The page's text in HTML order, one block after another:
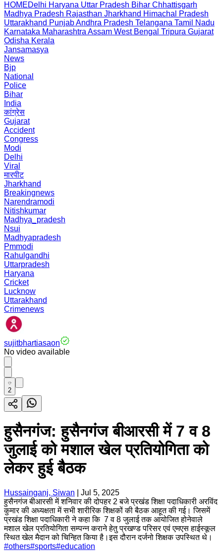
HOMEDelhi Haryana Uttar Pradesh Bihar Chhattisgarh
Madhya Pradesh Rajasthan Jharkhand Himachal Pradesh
Uttarakhand PunjabAndhra Pradesh Telangana Tamil Nadu
Karnataka Maharashtra Assam West Bengal Tripura Gujarat
Odisha Kerala
Jansamasya
News
Bjp
National
Police
Bihar
India
कांग्रेस
Gujarat
Accident
Congress
Modi
Delhi
Viral
मारपीट
Jharkhand
Breakingnews
Narendramodi
Nitishkumar
Madhya_pradesh
Nsui
Madhyapradesh
Pmmodi
Rahulgandhi
Uttarpradesh
Haryana
Cricket
Lucknow
Uttarakhand
Crimenews
sujitbhartiasaon
No video available
2
हुसैनगंज: हुसैनगंज बीआरसी में 7 व 8
जुलाई को मशाल खेल प्रतियोगिता को
लेकर हुई बैठक
Hussainganj, Siwan
Jul 5, 2025
हुसैनगंज बीआरसी में शनिवार की दोपहर 2 बजे प्रखंड शिक्षा पदाधिकारी अरविंद
कुमार की अध्यक्षता में सभी शारीरिक शिक्षकों की बैठक आहूत की गई। जिसमें
प्रखंड शिक्षा पदाधिकारी ने कहा कि 7 व 8 जुलाई तक आयोजित होनेवाले
मशाल खेल प्रतियोगिता सम्पन्न कराने हेतु प्रखण्ड परिसर एवं एमएस हाईस्कूल
स्थित खेल मैदान को चिन्हित किया है।इस दौरान दर्जनो शिक्षक उपस्थित थे।
#others#sports#education